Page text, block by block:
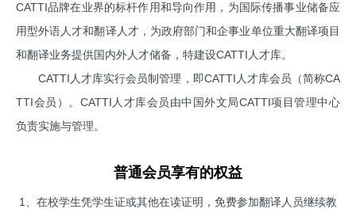
CATTI品牌在业界的标杆作用和导向作用，为国际传播事业储备应
用型外语人才和翻译人才，为政府部门和企事业单位重大翻译项目
和翻译业务提供国内外人才储备，特建设CATTI人才库。
CATTI人才库实行会员制管理，即CATTI人才库会员（简称CA
TTI会员）。CATTI人才库会员由中国外文局CATTI项目管理中心
负责实施与管理。
普通会员享有的权益
1、在校学生凭学生证或其他在读证明，免费参加翻译人员继续教